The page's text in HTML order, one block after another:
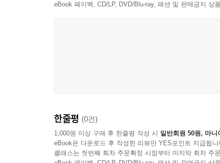
eBook 페이백, CD/LP, DVD/Blu-ray, 패션 및 판매금지 상
한줄평 (0건)
1,000원 이상 구매 후 한줄평 작성 시 일반회원 50원, 마니
eBook은 다운로드 후 작성한 리뷰만 YES포인트 지급됩니
클래스는 첫번째 회차 주문확정 시점부터 마지막 회차 주